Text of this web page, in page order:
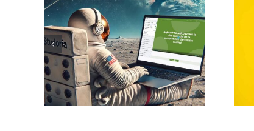
plateforme
d’apprentissage
complète pour le BTS
Comptabilité et
Gestion